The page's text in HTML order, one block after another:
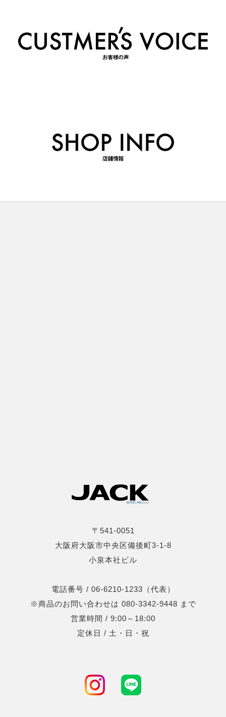
〒541-0051
大阪府大阪市中央区備後町3-1-8
小泉本社ビル
電話番号 / 06-6210-1233（代表）
※商品のお問い合わせは 080-3342-9448 まで
営業時間 / 9:00～18:00
定休日 / 土・日・祝